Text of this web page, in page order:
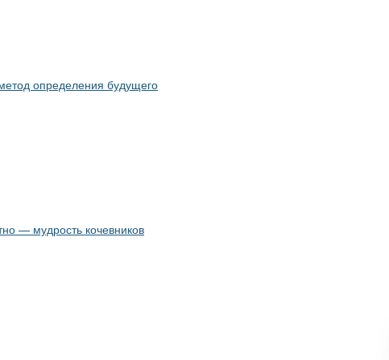
определения будущего
— мудрость кочевников